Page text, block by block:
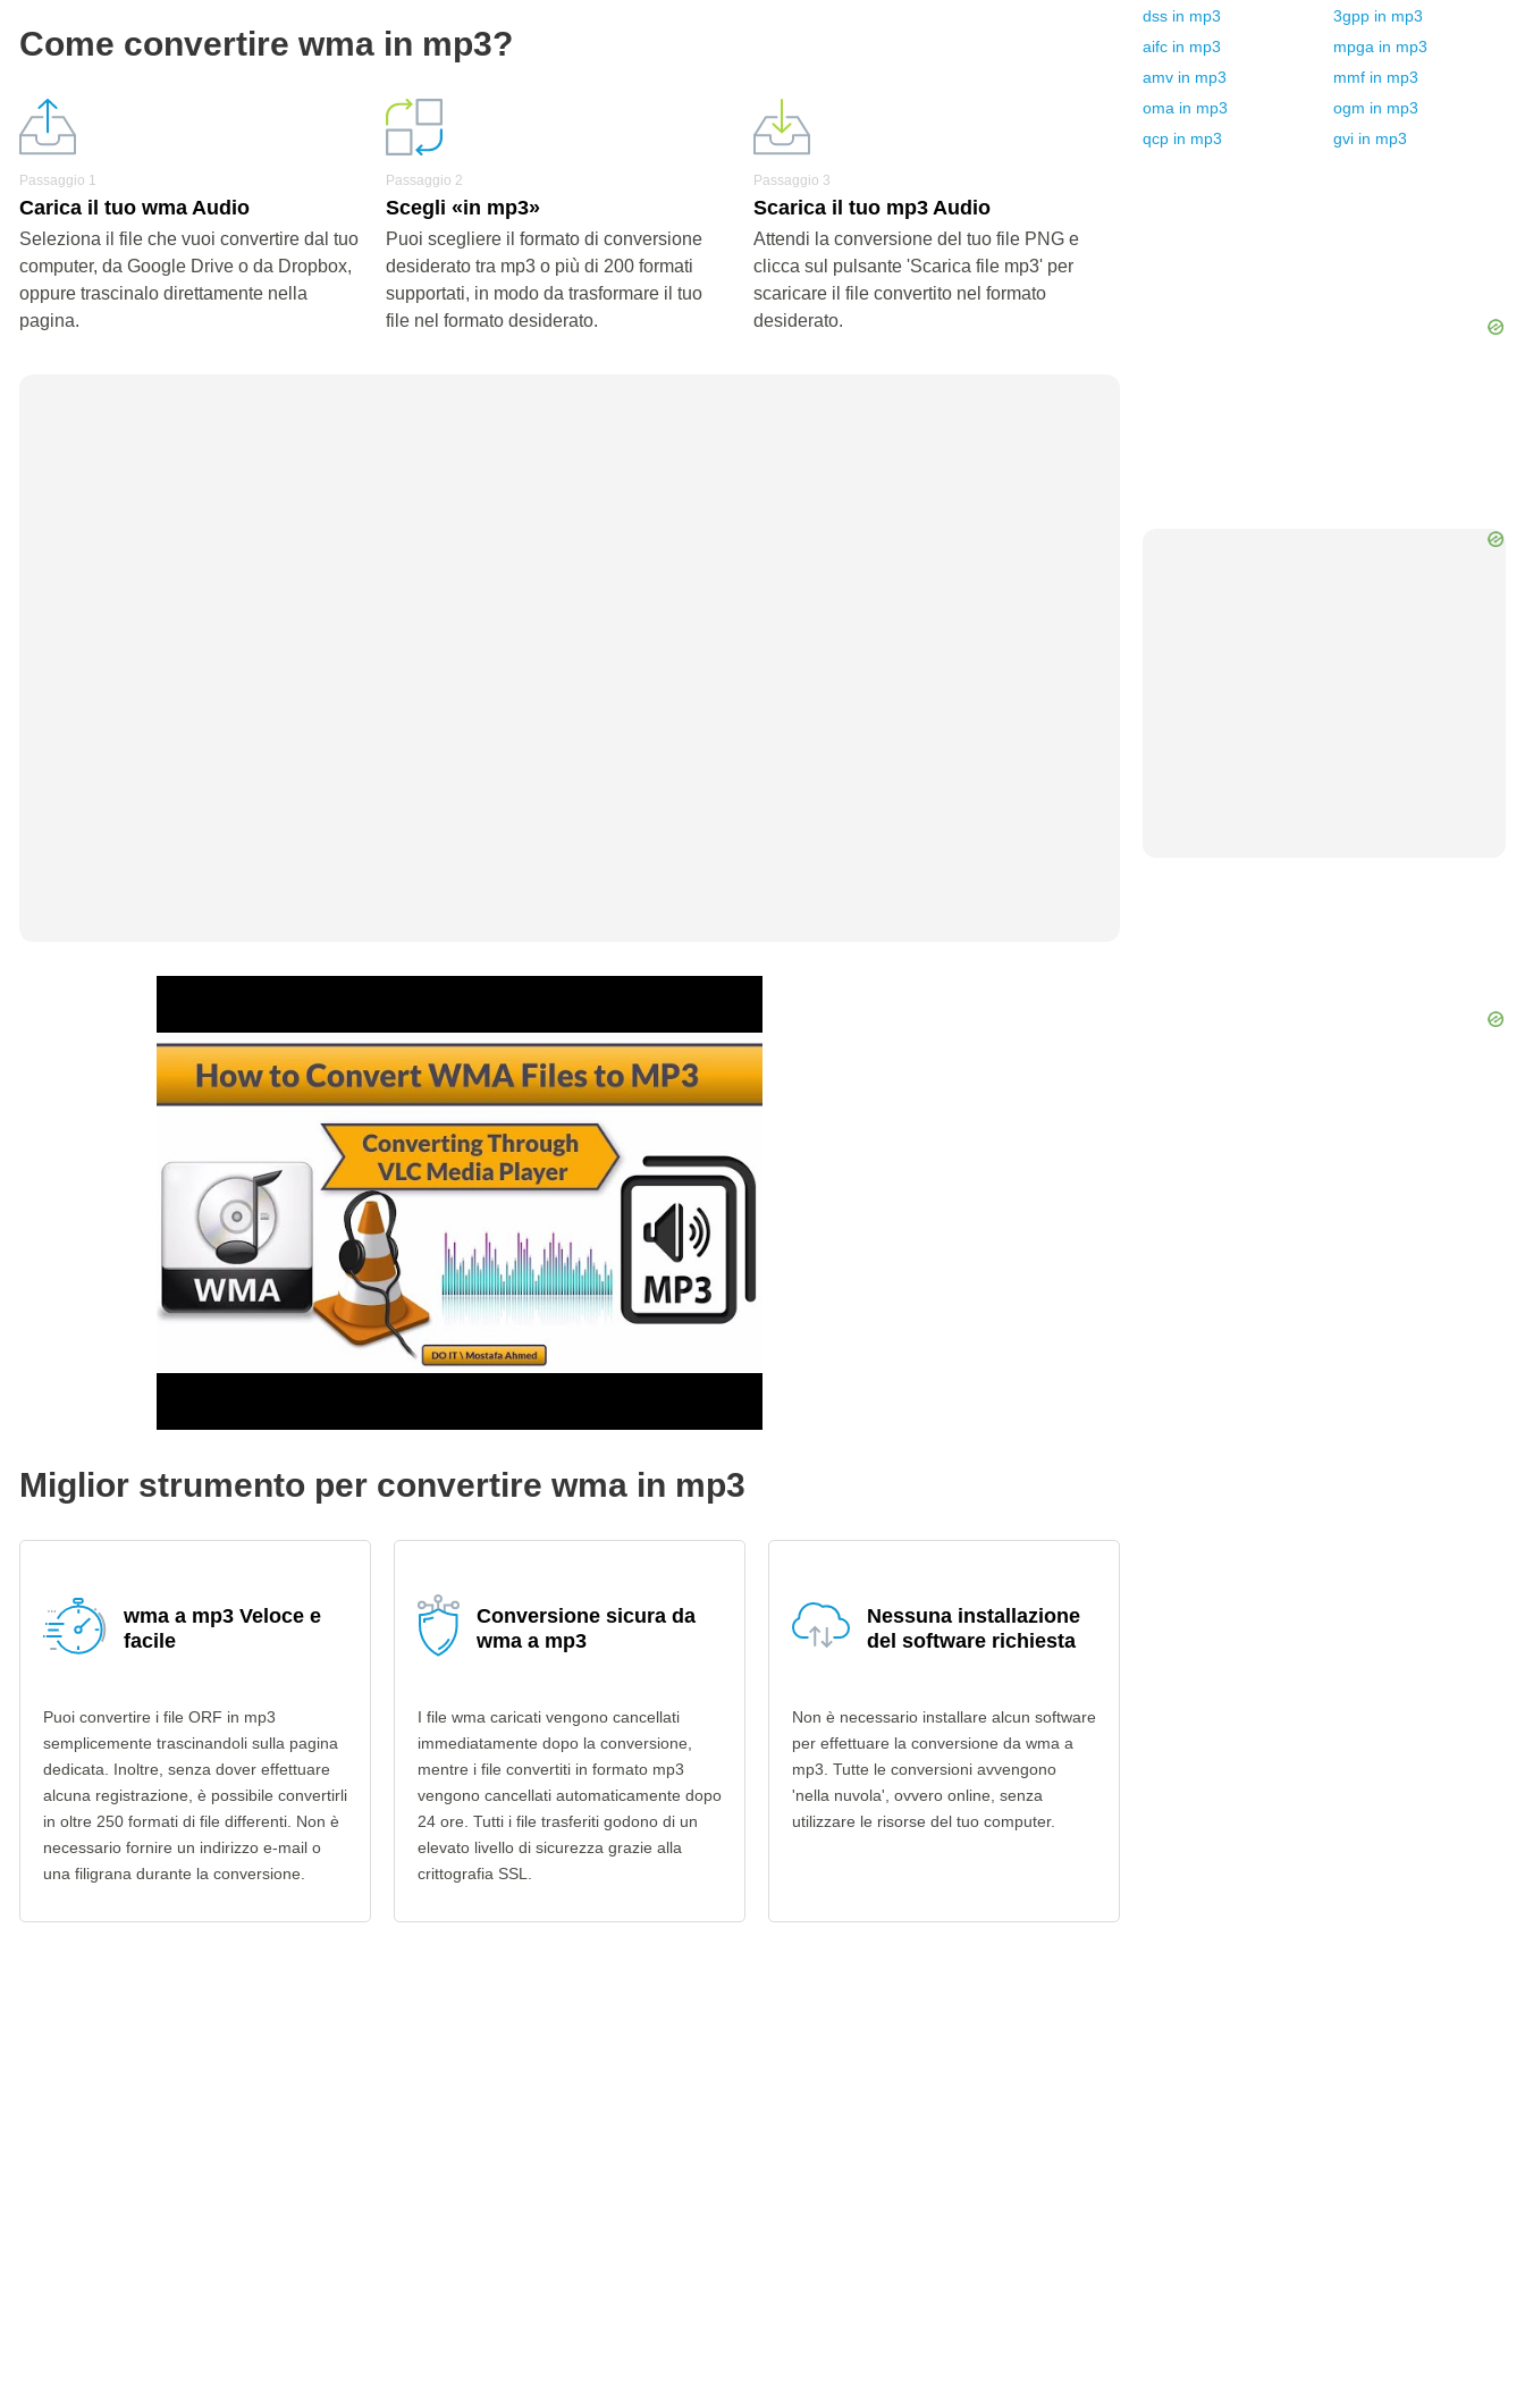
Come convertire wma in mp3?
Passaggio 1
Carica il tuo wma Audio
Seleziona il file che vuoi convertire dal tuo
computer, da Google Drive o da Dropbox,
oppure trascinalo direttamente nella
pagina.
Passaggio 2
Scegli «in mp3»
Puoi scegliere il formato di conversione
desiderato tra mp3 o più di 200 formati
supportati, in modo da trasformare il tuo
file nel formato desiderato.
Passaggio 3
Scarica il tuo mp3 Audio
Attendi la conversione del tuo file PNG e
clicca sul pulsante 'Scarica file mp3' per
scaricare il file convertito nel formato
desiderato.
Miglior strumento per convertire wma in mp3
wma a mp3 Veloce e
facile
Puoi convertire i file ORF in mp3
semplicemente trascinandoli sulla pagina
dedicata. Inoltre, senza dover effettuare
alcuna registrazione, è possibile convertirli
in oltre 250 formati di file differenti. Non è
necessario fornire un indirizzo e-mail o
una filigrana durante la conversione.
Conversione sicura da
wma a mp3
I file wma caricati vengono cancellati
immediatamente dopo la conversione,
mentre i file convertiti in formato mp3
vengono cancellati automaticamente dopo
24 ore. Tutti i file trasferiti godono di un
elevato livello di sicurezza grazie alla
crittografia SSL.
Nessuna installazione
del software richiesta
Non è necessario installare alcun software
per effettuare la conversione da wma a
mp3. Tutte le conversioni avvengono
'nella nuvola', ovvero online, senza
utilizzare le risorse del tuo computer.
dss in mp3 3gpp in mp3
aifc in mp3 mpga in mp3
amv in mp3 mmf in mp3
oma in mp3 ogm in mp3
qcp in mp3 gvi in mp3